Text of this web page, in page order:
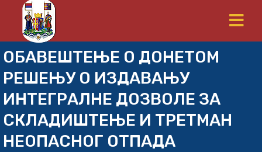
ОБАВЕШТЕЊЕ О ДОНЕТОМ
РЕШЕЊУ О ИЗДАВАЊУ
ИНТЕГРАЛНЕ ДОЗВОЛЕ ЗА
СКЛАДИШТЕЊЕ И ТРЕТМАН
НЕОПАСНОГ ОТПАДА